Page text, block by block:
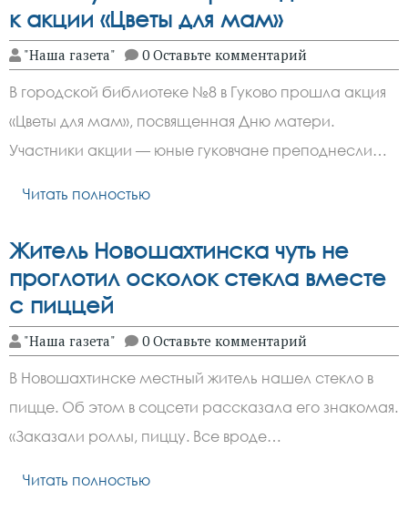
к акции «Цветы для мам»
"Наша газета" 0 Оставьте комментарий
В городской библиотеке №8 в Гуково прошла акция
«Цветы для мам», посвященная Дню матери.
Участники акции — юные гуковчане преподнесли…
Читать полностью
Житель Новошахтинска чуть не
проглотил осколок стекла вместе
с пиццей
"Наша газета" 0 Оставьте комментарий
В Новошахтинске местный житель нашел стекло в
пицце. Об этом в соцсети рассказала его знакомая.
«Заказали роллы, пиццу. Все вроде…
Читать полностью